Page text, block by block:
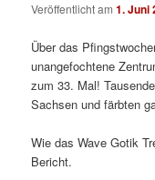
Veröffentlicht am1. Juni
Über das
unangefochtene
zum 33. Mal!
Sachsen und färbten
Wie das Wave Gotik
Bericht.